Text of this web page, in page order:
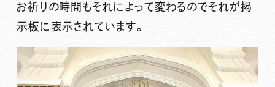
お祈りの時間もそれによって変わるのでそれが掲
示板に表示されています。